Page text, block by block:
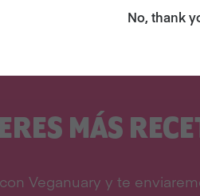
MÁS
Veganuary y te
No, thank